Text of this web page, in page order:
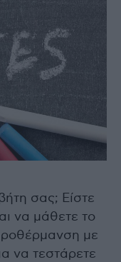
σας; Είστε
να μάθετε το
με
να τεστάρετε